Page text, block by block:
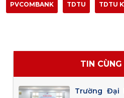
PVCOMBANK TDTU TDTU
TIN
Trường Đại